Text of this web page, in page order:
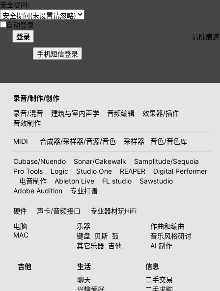
安全提问:
自动登录
登录
清除痕迹
手机短信登录
录音/制作/创作
录音/混音
建筑与室内声学 音频编辑
效果器/插件
音效制作
MIDI 合成器/采样器/音源/音色 采样器 音色/音色库
Cubase/Nuendo Sonar/Cakewalk
Samplitude/Sequoia
Pro Tools
Logic Studio One REAPER
Digital Performer
电音制作
Ableton Live FL studio
Sawstudio
Adobe Audition
专业打谱
硬件 声卡/音频接口
专业器材玩HiFi
电脑
MAC
乐器
键盘 贝斯 鼓
其它乐器 吉他
作曲和编曲
音乐风格研讨
AI 制作
吉他
生活
聊天
信息
二手交易